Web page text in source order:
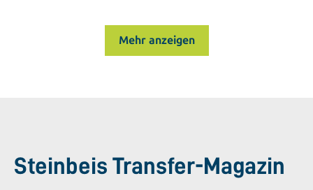
Mehr anzeigen
Steinbeis Transfer-Magazin